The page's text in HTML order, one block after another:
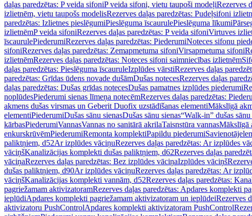
daļas paredzētas: P veida sifoniP veida sifoni, vietu taupoši modeļiRezerves
izlietnēm, vietu taupošs modelisRezerves daļas paredzētas: Pudeļsifoni
paredzētas: Izlietnes pieslēgumiPieslēguma īscaurulePieslēguma līkumi
izlietnēmP veida sifoniRezerves daļas paredzētas: P veida sifoniVirtuves
īscaurulePiederumiRezerves daļas paredzētas: PiederumiNoteces sifonu
sifoniRezerves daļas paredzētas: Zemapmetuma sifoniVirsapmetuma sifoni
izlietnēmRezerves daļas paredzētas: Noteces sifoni saimniecības izlietnēm
daļas paredzētas: Pieslēguma īscauruleIzplūdes vārstiRezerves daļas
paredzētas: Grīdas ūdens novade dušāmDušas notecesRezerves daļas
daļas paredzētas: Dušas grīdas notecesDušas pamatnes izplūdes piederumi
noplūdesPiederumi sienas līmeņa notecēmRezerves daļas paredzētas:
akmens dušas virsmas un Geberit Duofix uzstādīšanas elementiMākslīgā
elementiPiederumiDušas sānu sienasDušas sānu sienas“Walk-in” dušas sānu
kārbasPiederumiVannasVannas no sanitārā akrilaTaisnstūra vannasMākslīgā
enkurskrūvēmPiederumiRemonta komplektiPapildu piederumi
paliktņiem, d52Ar izplūdes vāciņuRezerves daļas paredzētas: Ar izplūdes
vāciņšKanalizācijas komplekti dušas paliktņiem, d62Rezerves daļas
vāciņaRezerves daļas paredzētas: Bez izplūdes vāciņaIzplūdes vāciņš
dušas paliktņiem, d90Ar izplūdes vāciņuRezerves daļas paredzētas: Ar
vāciņšKanalizācijas komplekti vannām, d52Rezerves daļas paredzētas:
pagriežamam aktivizatoramRezerves daļas paredzētas: Apdares komplekti
ieplūdiApdares komplekti pagriežamam aktivizatoram un ieplūdeiRezerves
aktivizatoru PushControlApdares komplekti aktivizatoram PushControl